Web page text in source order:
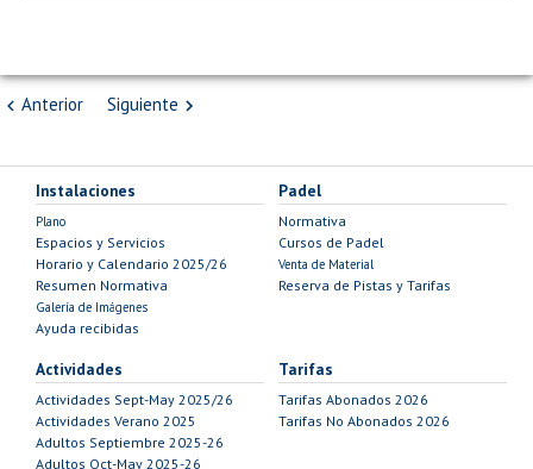
Anterior Siguiente
Instalaciones
Plano
Espacios y Servicios
Horario y Calendario 2025/26
Resumen Normativa
Galería de Imágenes
Ayuda recibidas
Padel
Normativa
Cursos de Padel
Venta de Material
Reserva de Pistas y Tarifas
Actividades
Actividades Sept-May 2025/26
Actividades Verano 2025
Adultos Septiembre 2025-26
Adultos Oct-May 2025-26
Tarifas
Tarifas Abonados 2026
Tarifas No Abonados 2026